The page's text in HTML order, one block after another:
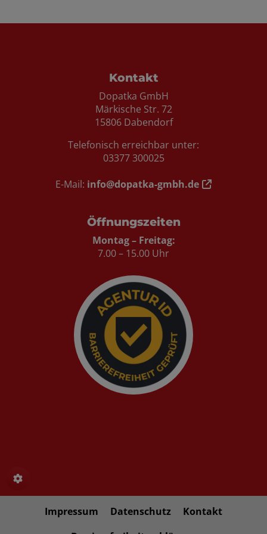
Kontakt
Dopatka GmbH
Märkische Str. 72
15806 Dabendorf
Telefonisch erreichbar unter:
03377 300025
E-Mail: info@dopatka-gmbh.de
Öffnungszeiten
Montag – Freitag:
7.00 – 15.00 Uhr
Impressum Datenschutz
Kontakt